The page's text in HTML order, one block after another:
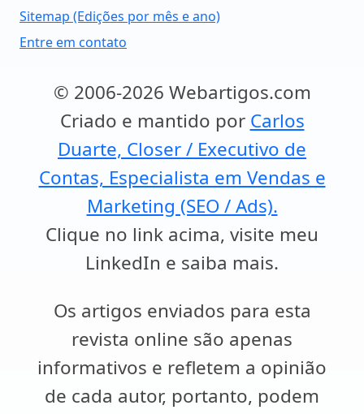
Sitemap (Edições por mês e ano)
Entre em contato
© 2006-2026 Webartigos.com
Criado e mantido por Carlos
Duarte, Closer / Executivo de
Contas, Especialista em Vendas e
Marketing (SEO / Ads).
Clique no link acima, visite meu
LinkedIn e saiba mais.
Os artigos enviados para esta
revista online são apenas
informativos e refletem a opinião
de cada autor, portanto, podem